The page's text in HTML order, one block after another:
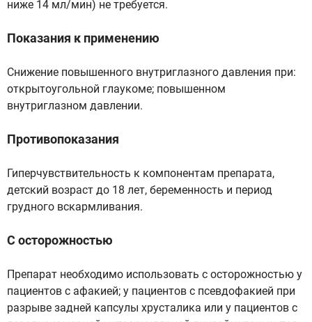
ниже 14 мл/мин) не требуется.
Показания к применению
Снижение повышенного внутриглазного давления при:
открытоугольной глаукоме; повышенном
внутриглазном давлении.
Противопоказания
Гиперчувствительность к компонентам препарата,
детский возраст до 18 лет, беременность и период
грудного вскармливания.
С осторожностью
Препарат необходимо использовать с осторожностью у
пациентов с афакией; у пациентов с псевдофакией при
разрыве задней капсулы хрусталика или у пациентов с